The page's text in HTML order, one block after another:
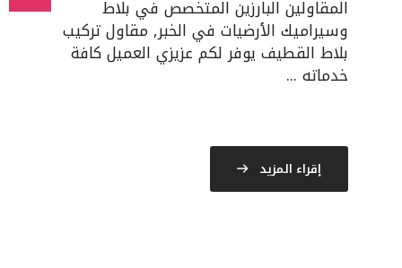
المقاولين البارزين المتخصص في بلاط
وسيراميك الأرضيات في الخبر, مقاول تركيب
بلاط القطيف يوفر لكم عزيزي العميل كافة
خدماته ...
إقراء المزيد